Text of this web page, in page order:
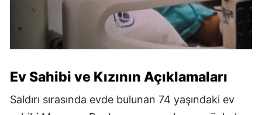
Ev Sahibi ve Kızının Açıklamaları
Saldırı sırasında evde bulunan 74 yaşındaki ev